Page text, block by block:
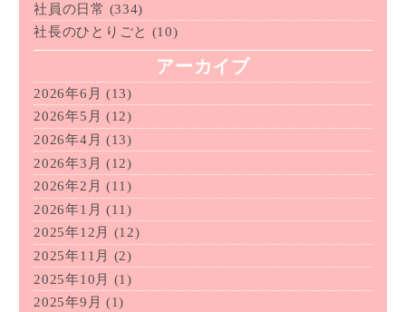
社員の日常 (334)
社長のひとりごと (10)
アーカイブ
2026年6月 (13)
2026年5月 (12)
2026年4月 (13)
2026年3月 (12)
2026年2月 (11)
2026年1月 (11)
2025年12月
(12)
2025年11月
(2)
2025年10月
(1)
2025年9月 (1)